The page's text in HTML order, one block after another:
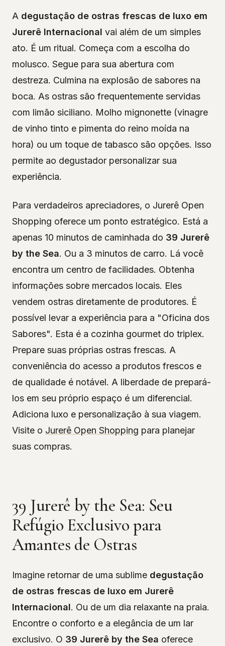
A degustação de ostras frescas de luxo em
Jurerê Internacional vai além de um simples
ato. É um ritual. Começa com a escolha do
molusco. Segue para sua abertura com
destreza. Culmina na explosão de sabores na
boca. As ostras são frequentemente servidas
com limão siciliano. Molho mignonette (vinagre
de vinho tinto e pimenta do reino moída na
hora) ou um toque de tabasco são opções. Isso
permite ao degustador personalizar sua
experiência.
Para verdadeiros apreciadores, o Jurerê Open
Shopping oferece um ponto estratégico. Está a
apenas 10 minutos de caminhada do 39 Jurerê
by the Sea. Ou a 3 minutos de carro. Lá você
encontra um centro de facilidades. Obtenha
informações sobre mercados locais. Eles
vendem ostras diretamente de produtores. É
possível levar a experiência para a "Oficina dos
Sabores". Esta é a cozinha gourmet do triplex.
Prepare suas próprias ostras frescas. A
conveniência do acesso a produtos frescos e
de qualidade é notável. A liberdade de prepará-
los em seu próprio espaço é um diferencial.
Adiciona luxo e personalização à sua viagem.
Visite o Jurerê Open Shopping para planejar
suas compras.
39 Jurerê by the Sea: Seu
Refúgio Exclusivo para
Amantes de Ostras
Imagine retornar de uma sublime degustação
de ostras frescas de luxo em Jurerê
Internacional. Ou de um dia relaxante na praia.
Encontre o conforto e a elegância de um lar
exclusivo. O 39 Jurerê by the Sea oferece